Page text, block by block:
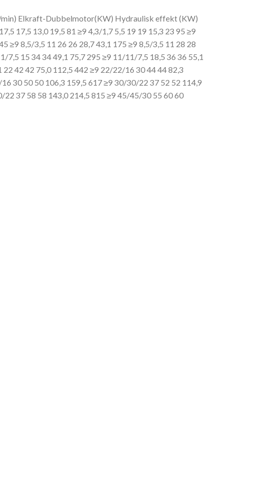
Elkraft-Dubbelmotor(KW) Hydraulisk effekt (KW)
17,5 13,0 19,5 81 ≥9 4,3/1,7 5,5 19 19 15,3 23 95 ≥9
≥9 8,5/3,5 11 26 26 28,7 43,1 175 ≥9 8,5/3,5 11 28 28
15 34 34 49,1 75,7 295 ≥9 11/11/7,5 18,5 36 36 55,1
42 42 75,0 112,5 442 ≥9 22/22/16 30 4444 82,3
30 50 50 106,3 159,5 617 ≥9 30/30/22 37 52 52 114,9
22 37 58 58 143,0 214,5 815 ≥9 45/45/30 55 60 60